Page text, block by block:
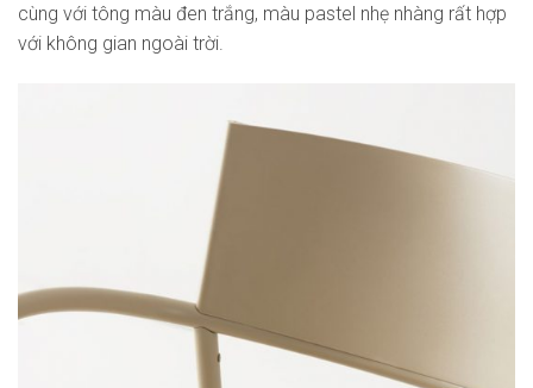
cùng với tông màu đen trắng, màu pastel nhẹ nhàng rất hợp
với không gian ngoài trời.